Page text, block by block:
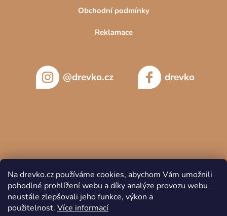
Na drevko.cz používáme cookies, abychom Vám umožnili
pohodlné prohlížení webu a díky analýze provozu webu
neustále zlepšovali jeho funkce, výkon a
použitelnost. Více informací
Obchodní podmínky
Reklamace
@drevko.cz drevko